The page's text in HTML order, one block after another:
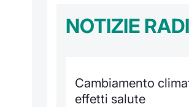
NOTIZIE
Cambiamento
effetti salute